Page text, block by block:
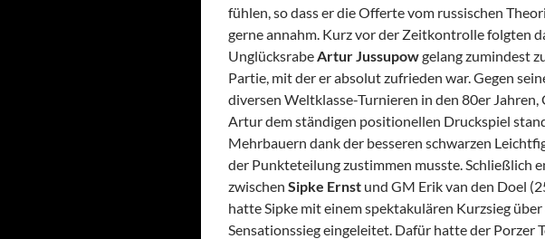
fühlen, so dass er die Offerte vom russischen
gerne annahm. Kurz vor der Zeitkontrolle folgten
UnglücksrabeArtur Jussupowgelang zumindest
Partie, mit der er absolut zufrieden war. Gegen
diversen Weltklasse-Turnieren in den 80er
Artur dem ständigen positionellen Druckspiel
Mehrbauern dank der besseren schwarzen
der Punkteteilung zustimmen musste. Schließlich
zwischen Sipke Ernst und GM Erik van den Doel
hatte Sipke mit einem spektakulären Kurzsieg
Sensationssieg eingeleitet. Dafür hatte der Porzer